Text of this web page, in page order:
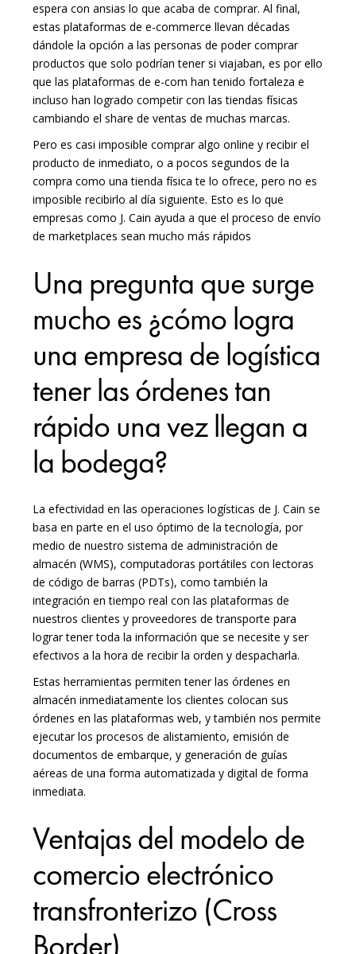
espera con ansias lo que acaba de comprar. Al final,
estas plataformas de e-commerce llevan décadas
dándole la opción a las personas de poder comprar
productos que solo podrían tener si viajaban, es por ello
que las plataformas de e-com han tenido fortaleza e
incluso han logrado competir con las tiendas físicas
cambiando el share de ventas de muchas marcas.
Pero es casi imposible comprar algo online y recibir el
producto de inmediato, o a pocos segundos de la
compra como una tienda física te lo ofrece, pero no es
imposible recibirlo al día siguiente. Esto es lo que
empresas como J. Cain ayuda a que el proceso de envío
de marketplaces sean mucho más rápidos
Una pregunta que surge
mucho es ¿cómo logra
una empresa de logística
tener las órdenes tan
rápido una vez llegan a
la bodega?
La efectividad en las operaciones logísticas de J. Cain se
basa en parte en el uso óptimo de la tecnología, por
medio de nuestro sistema de administración de
almacén (WMS), computadoras portátiles con lectoras
de código de barras (PDTs), como también la
integración en tiempo real con las plataformas de
nuestros clientes y proveedores de transporte para
lograr tener toda la información que se necesite y ser
efectivos a la hora de recibir la orden y despacharla.
Estas herramientas permiten tener las órdenes en
almacén inmediatamente los clientes colocan sus
órdenes en las plataformas web, y también nos permite
ejecutar los procesos de alistamiento, emisión de
documentos de embarque, y generación de guías
aéreas de una forma automatizada y digital de forma
inmediata.
Ventajas del modelo de
comercio electrónico
transfronterizo (Cross
Border)